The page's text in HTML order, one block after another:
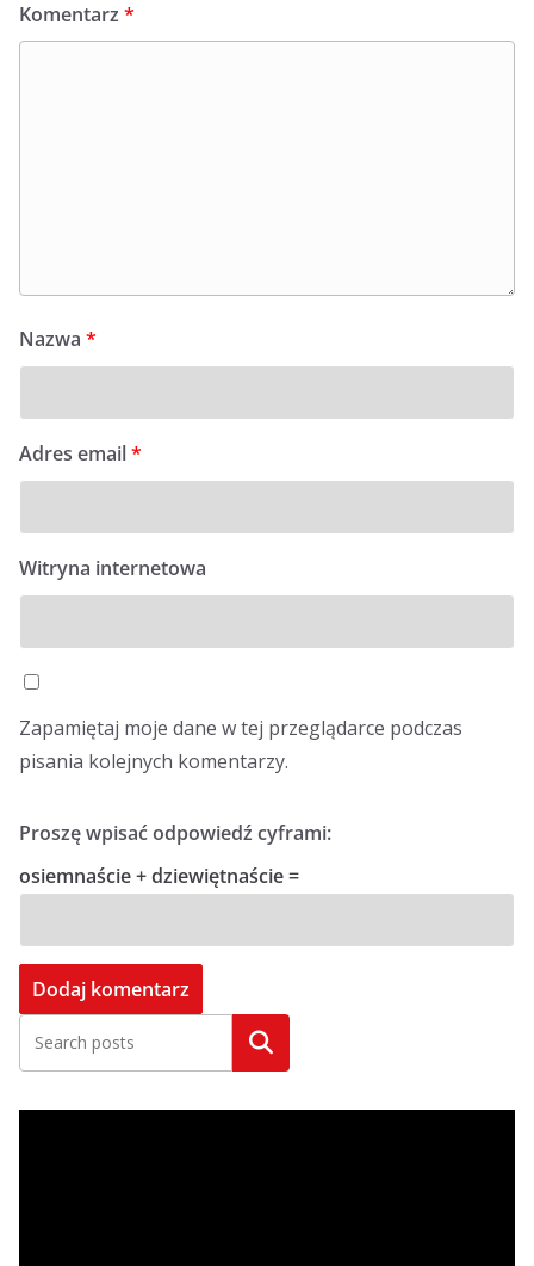
Komentarz *
Nazwa *
Adres email*
Witryna internetowa
Zapamiętaj moje dane w tej przeglądarce podczas
pisania kolejnych komentarzy.
Proszę wpisać odpowiedź cyframi:
osiemnaście + dziewiętnaście =
Szukaj